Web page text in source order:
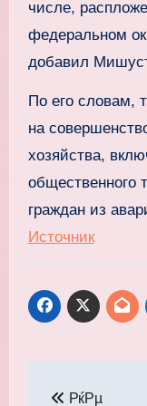
числе,
федеральном
добавил
По его словам,
на
хозяйства,
общественного
граждан из
Источник
РќРµ